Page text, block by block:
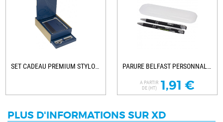
A PARTIR
DE (HT) 1,91 €
PLUS D'INFORMATIONS SUR XD